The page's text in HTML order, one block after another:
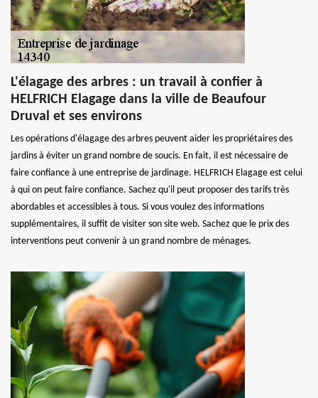
L'élagage des arbres : un travail à confier à
HELFRICH Elagage dans la ville de Beaufour
Druval et ses environs
Les opérations d'élagage des arbres peuvent aider les propriétaires des
jardins à éviter un grand nombre de soucis. En fait, il est nécessaire de
faire confiance à une entreprise de jardinage. HELFRICH Elagage est celui
à qui on peut faire confiance. Sachez qu'il peut proposer des tarifs très
abordables et accessibles à tous. Si vous voulez des informations
supplémentaires, il suffit de visiter son site web. Sachez que le prix des
interventions peut convenir à un grand nombre de ménages.